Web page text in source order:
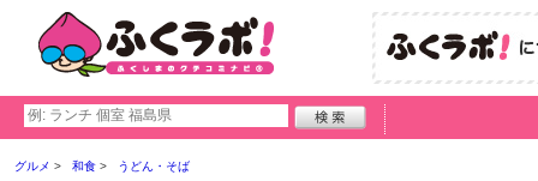
グルメ 和食 うどん・そば